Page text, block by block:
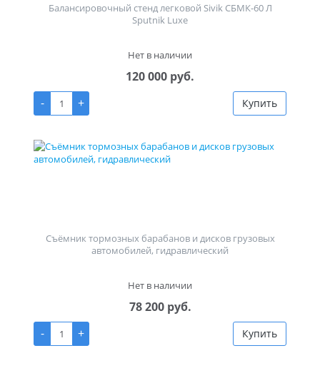
Балансировочный стенд легковой Sivik СБМК-60 Л
Sputnik Luxe
Нет в наличии
120 000 руб.
-
+ Купить
Съёмник тормозных барабанов и дисков грузовых
автомобилей, гидравлический
Нет в наличии
78 200 руб.
-
+ Купить